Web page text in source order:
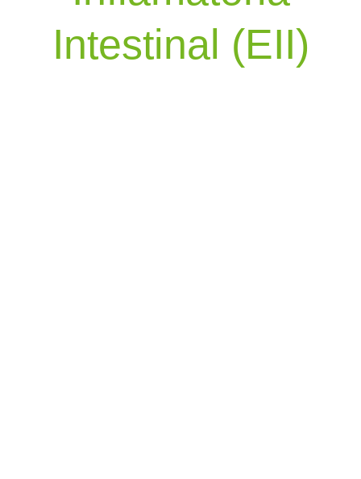
Intestinal (EII)